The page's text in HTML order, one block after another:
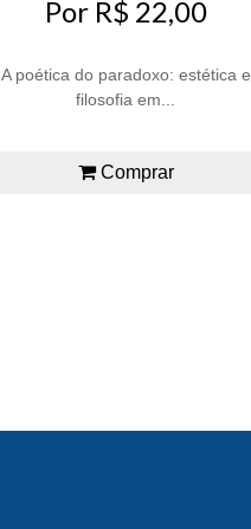
Por R$ 22,00
A poética do paradoxo: estética e
filosofia em...
Comprar